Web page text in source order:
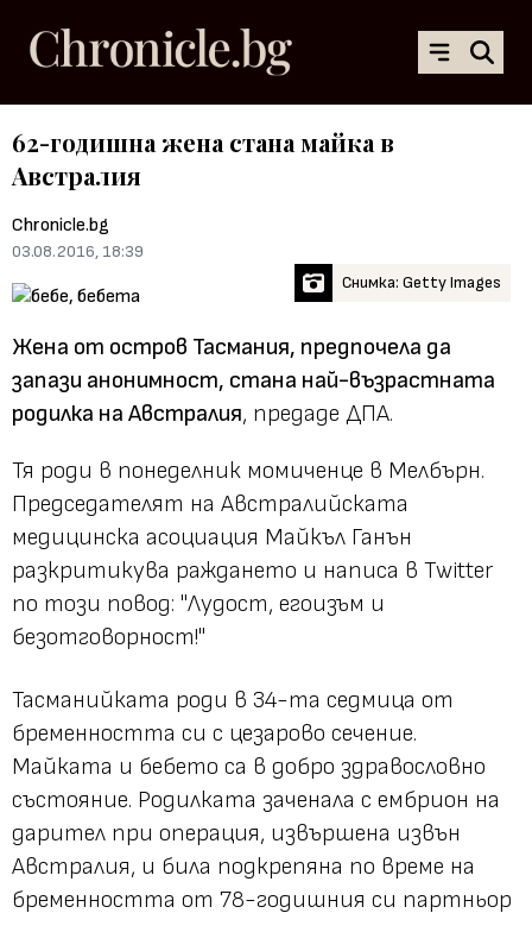
62-годишна жена стана майка в
Австралия
Chronicle.bg
03.08.2016, 18:39
Снимка: Getty Images
Жена от остров Тасмания, предпочела да
запази анонимност, стана най-възрастната
родилка на Австралия, предаде ДПА.
Тя роди в понеделник момиченце в Мелбърн.
Председателят на Австралийската
медицинска асоциация Майкъл Ганън
разкритикува раждането и написа в Twitter
по този повод: "Лудост, егоизъм и
безотговорност!"
Тасманийката роди в 34-та седмица от
бременността си с цезарово сечение.
Майката и бебето са в добро здравословно
състояние. Родилката заченала с ембрион на
дарител при операция, извършена извън
Австралия, и била подкрепяна по време на
бременността от 78-годишния си партньор